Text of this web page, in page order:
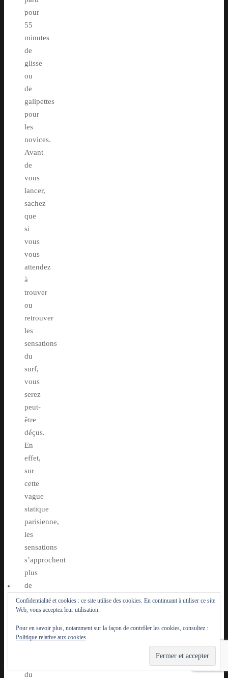
pour
55
minutes
de
glisse
ou
de
galipettes
pour
les
novices.
Avant
de
vous
lancer,
sachez
que
si
vous
vous
attendez
à
trouver
ou
retrouver
les
sensations
du
surf,
vous
serez
peut-
être
déçus.
En
effet,
sur
cette
vague
statique
parisienne,
les
sensations
s’approchent
plus
de
celles
du
du
du
Confidentialité et cookies : ce site utilise des cookies. En continuant à utiliser ce site
Web, vous acceptez leur utilisation.
Pour en savoir plus, notamment sur la façon de contrôler les cookies, consultez :
Politique relative aux cookies